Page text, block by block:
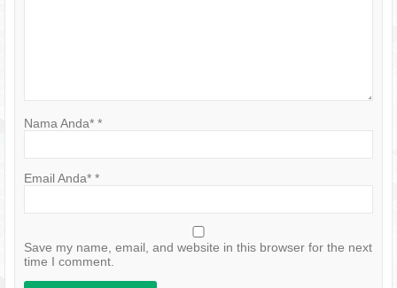
Nama Anda* *
Email Anda* *
Save my name, email, and website in this browser for the next
time I comment.